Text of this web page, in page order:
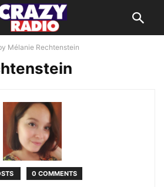
Mélanie Rechtenstein
0 COMMENTS